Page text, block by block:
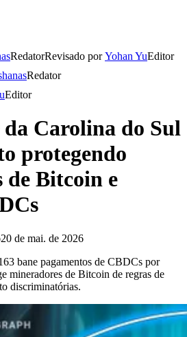
RedatorRevisado porYohan YuEditor
Redator
Editor
Carolina do Sul
protegendo
de Bitcoin e
20 de mai. de 2026
bane pagamentos de CBDCs por
mineradores de Bitcoin de regras de
discriminatórias.